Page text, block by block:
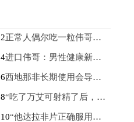
2正常人偶尔吃一粒伟哥有后遗症吗_健康人服用伟哥后有副作用吗？
4进口伟哥：男性健康新选择，提升生活质量的关键
6西地那非长期使用会导致性功能下降吗？
8“吃了万艾可射精了后，还能继续干吗？”——男性健康与性能力探讨
10“他达拉非片正确服用方法：男性健康指南”